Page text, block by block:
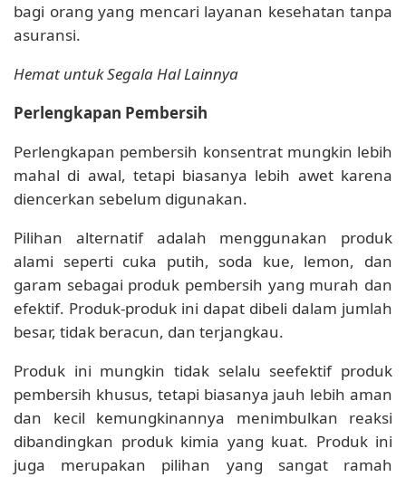
bagi orang yang mencari layanan kesehatan tanpa
asuransi.
Hemat untuk Segala Hal Lainnya
Perlengkapan Pembersih
Perlengkapan pembersih konsentrat mungkin lebih
mahal di awal, tetapi biasanya lebih awet karena
diencerkan sebelum digunakan.
Pilihan alternatif adalah menggunakan produk
alami seperti cuka putih, soda kue, lemon, dan
garam sebagai produk pembersih yang murah dan
efektif. Produk-produk ini dapat dibeli dalam jumlah
besar, tidak beracun, dan terjangkau.
Produk ini mungkin tidak selalu seefektif produk
pembersih khusus, tetapi biasanya jauh lebih aman
dan kecil kemungkinannya menimbulkan reaksi
dibandingkan produk kimia yang kuat. Produk ini
juga merupakan pilihan yang sangat ramah